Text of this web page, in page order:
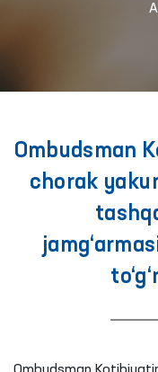
Ombudsman
chorak